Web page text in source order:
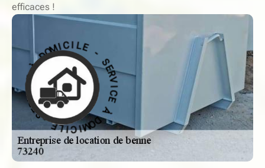
efficaces !
S
E
R
V
I
C
E
À
D
O
M
I
C
ILE - SERVIC
E
À
D
O
M
I
C
I
L
E
-